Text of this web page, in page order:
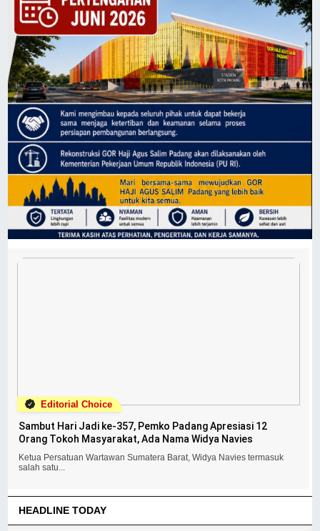
Editorial Choice
Sambut Hari Jadi ke-357, Pemko Padang Apresiasi 12
Orang Tokoh Masyarakat, Ada Nama Widya Navies
Ketua Persatuan Wartawan Sumatera Barat, Widya Navies termasuk
salah satu...
HEADLINE TODAY